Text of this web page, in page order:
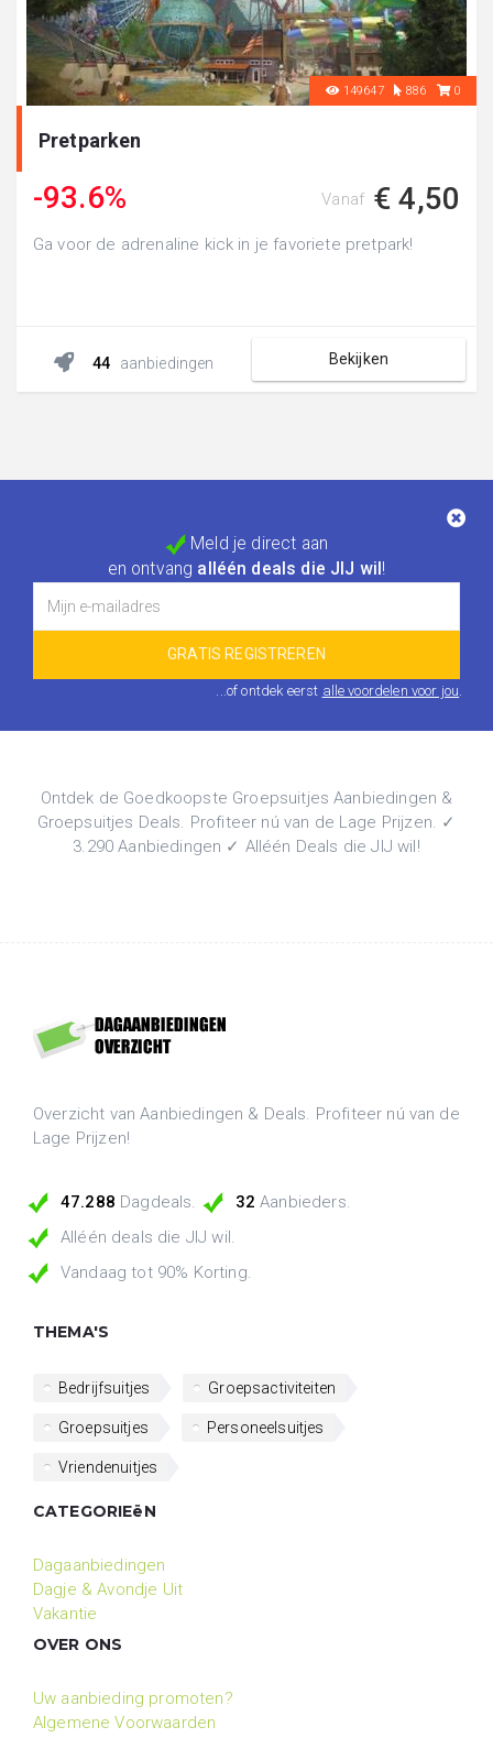
149647 886 0
Pretparken
-93.6% € 4,50
Vanaf
Ga voor de adrenaline kick in je favoriete pretpark!
44 aanbiedingen Bekijken
Meld je direct aan
en ontvang alléén deals die JIJ wil !
...of ontdek eerst alle voordelen voor jou
Ontdek de Goedkoopste Groepsuitjes Aanbiedingen &
Groepsuitjes Deals. Profiteer nú van de Lage Prijzen. ✓
3.290 Aanbiedingen ✓ Alléén Deals die JIJ wil!
Overzicht van Aanbiedingen & Deals. Profiteer nú van de
Lage Prijzen!
47.288 Dagdeals. 32 Aanbieders.
Alléén deals die JIJ wil.
Vandaag tot 90% Korting.
THEMA'S
Bedrijfsuitjes Groepsactiviteiten
Groepsuitjes Personeelsuitjes
Vriendenuitjes
CATEGORIEëN
Dagaanbiedingen
Dagje & Avondje Uit
Vakantie
OVER ONS
Uw aanbieding promoten?
Algemene Voorwaarden